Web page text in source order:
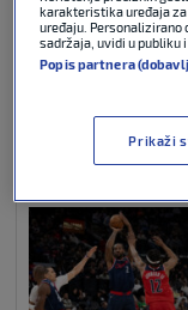
02. srp
karakteristika uređaja
uređaju. Personalizirano
sadržaja, uvidi u publiku
Popis partnera
Prikaži